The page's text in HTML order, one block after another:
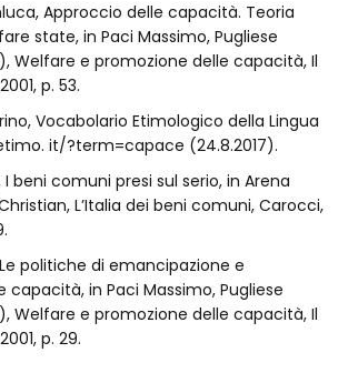
Approccio delle capacità. Teoria
state, in Paci Massimo, Pugliese
Welfare e promozione delle capacità, Il
p. 53.
Vocabolario Etimologico della Lingua
it/?term=capace (24.8.2017).
beni comuni presi sul serio, in Arena
L’Italia dei beni comuni, Carocci,
politiche di emancipazione e
capacità, in Paci Massimo, Pugliese
Welfare e promozione delle capacità, Il
p. 29.